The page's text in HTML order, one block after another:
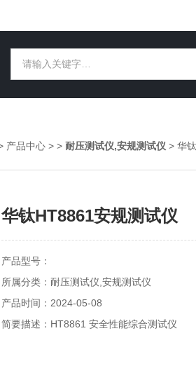
产品中心 > > 耐压测试仪,安规测试仪 > 华
华钛HT8861安规测试仪
产品型号：
所属分类：耐压测试仪,安规测试仪
产品时间：2024-05-08
简要描述：HT8861 安全性能综合测试仪